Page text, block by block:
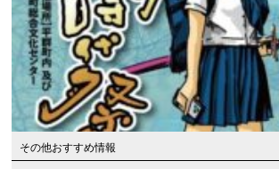
その他おすすめ情報